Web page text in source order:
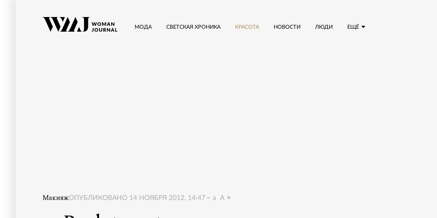
ЕЩЁ
МОДА СВЕТСКАЯ ХРОНИКА КРАСОТА НОВОСТИ ЛЮДИ
МакияжОПУБЛИКОВАНО 14 НОЯБРЯ 2012, 14:47 a A